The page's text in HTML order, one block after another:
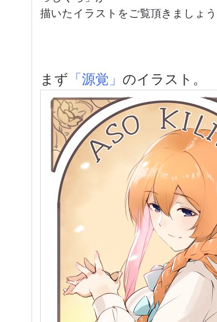
描いたイラストをご覧頂きましょ
まず 「源覚」 のイラスト。